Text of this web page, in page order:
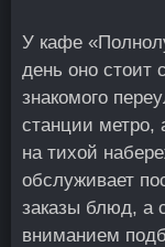
У кафе
день оно стоит
знакомого
станции метро,
на тихой
обслуживает
заказы блюд, а
вниманием